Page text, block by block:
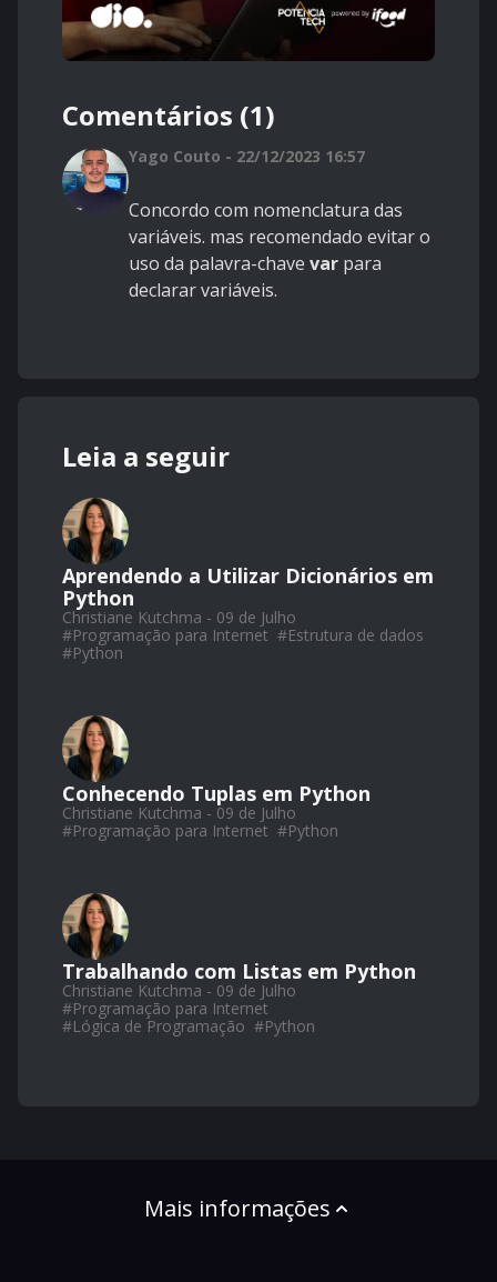
Comentários (1)
Yago Couto - 22/12/2023 16:57
Concordo com nomenclatura das
variáveis. mas recomendado evitar o
uso da palavra-chave var para
declarar variáveis.
Leia a seguir
Aprendendo a Utilizar Dicionários em
Python
Christiane Kutchma - 09 de Julho
#Programação para Internet #Estrutura de dados
#Python
Conhecendo Tuplas em Python
Christiane Kutchma - 09 de Julho
#Programação para Internet #Python
Trabalhando com Listas em Python
Christiane Kutchma - 09 de Julho
#Programação para Internet
#Lógica de Programação #Python
Mais informações